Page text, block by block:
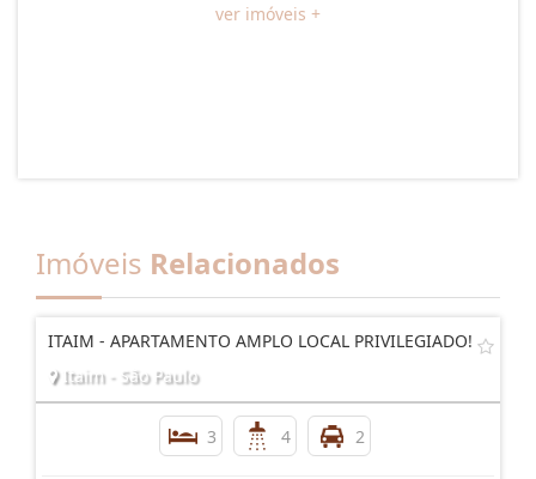
ver imóveis +
Imóveis Relacionados
ITAIM - APARTAMENTO AMPLO LOCAL PRIVILEGIADO!
Itaim - São Paulo
3 4 2